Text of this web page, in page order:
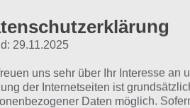
Video
29.11.2025
uns sehr über Ihr Interesse an
der Internetseiten ist
Daten möglich.